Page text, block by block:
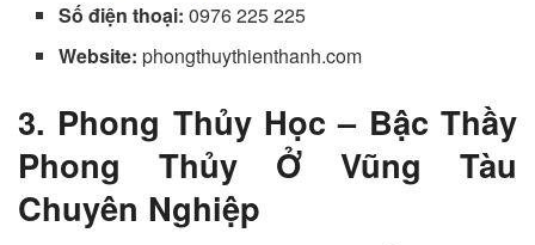
Số điện thoại: 0976 225 225
Website: phongthuythienthanh.com
3. Phong Thủy Học – Bậc Thầy
Phong Thủy Ở Vũng Tàu
Chuyên Nghiệp